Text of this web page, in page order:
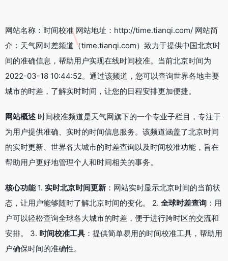
网站名称：时间校准 网站地址：http://time.tianqi.com/ 网站简
介：天气网时差频道（time.tianqi.com）致力于提供中国北京时
间的准确信息，帮助用户实现在线时间校准。当前北京时间为
2022-03-18 10:44:52。通过该频道，您可以查询世界各地主要
城市的时差，了解实时时间，让您的日程安排更加便捷。
网站概述 时间校准频道是天气网旗下的一个专业子栏目，专注于
为用户提供准确、实时的时间信息服务。该频道涵盖了北京时间
的实时更新、世界各大城市的时差查询以及时间校准功能，旨在
帮助用户更好地管理个人和时间相关的事务。
核心功能1. 实时北京时间更新 ：网站实时显示北京时间的当前状
态，让用户能够随时了解北京时间的变化。 2. 全球时差查询 ：用
户可以轻松查询全球各大城市的时差，便于进行跨时区的交流和
安排。 3. 时间校准工具 ：提供简单易用的时间校准工具，帮助用
户确保时间的准确性。